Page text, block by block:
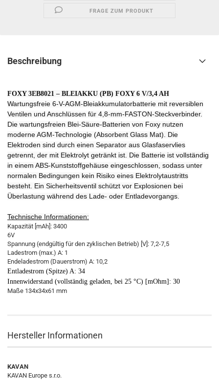
FRAGE ZUM PRODUKT
Beschreibung
FOXY 3EB8021 – BLEIAKKU (PB) FOXY 6 V/3,4 AH
Wartungsfreie 6-V-AGM-Bleiakkumulatorbatterie mit reversiblen
Ventilen und Anschlüssen für 4,8-mm-FASTON-Steckverbinder.
Die wartungsfreien Blei-Säure-Batterien von Foxy nutzen
moderne AGM-Technologie (Absorbent Glass Mat). Die
Elektroden sind durch einen Separator aus Glasfaservlies
getrennt, der mit Elektrolyt getränkt ist. Die Batterie ist vollständig
in einem ABS-Kunststoffgehäuse eingeschlossen, sodass unter
normalen Bedingungen kein Risiko eines Elektrolytaustritts
besteht. Ein Sicherheitsventil schützt vor Explosionen bei
Überlastung während des Lade- oder Entladevorgangs.
Technische Informationen:
Kapazität [mAh]: 3400
6V
Spannung (endgültig für den zyklischen Betrieb) [V]: 7,2-7,5
Ladestrom (max.) A: 1
Endeladestrom (Dauerstrom) A: 10,2
Entladestrom (Spitze) A: 34
Innenwiderstand (vollständig geladen, bei 25 °C) [mOhm]: 30
Maße 134x34x61 mm
Hersteller Informationen
KAVAN
KAVAN Europe s.r.o.